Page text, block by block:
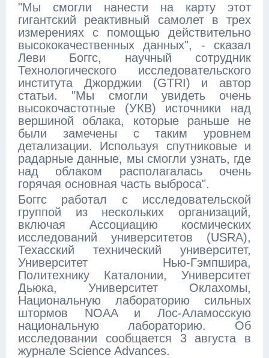
"Мы смогли нанести на карту этот
гигантский реактивный самолет в трех
измерениях с помощью действительно
высококачественных данных", - сказал
Леви Боггс, научный сотрудник
Технологического исследовательского
института Джорджии (GTRI) и автор
статьи. "Мы смогли увидеть очень
высокочастотные (УКВ) источники над
вершиной облака, которые раньше не
были замечены с таким уровнем
детализации. Используя спутниковые и
радарные данные, мы смогли узнать, где
над облаком располагалась очень
горячая основная часть выброса".
Боггс работал с исследовательской
группой из нескольких организаций,
включая Ассоциацию космических
исследований университетов (USRA),
Техасский технический университет,
Университет Нью-Гэмпшира,
Политехнику Каталонии, Университет
Дьюка, Университет Оклахомы,
Национальную лабораторию сильных
штормов NOAA и Лос-Аламосскую
национальную лабораторию. Об
исследовании сообщается 3 августа в
журнале Science Advances.